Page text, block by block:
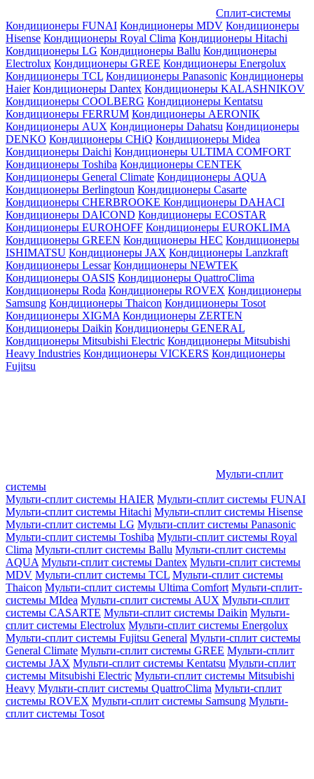
Сплит-системы
Кондиционеры FUNAI Кондиционеры MDV Кондиционеры
Hisense Кондиционеры Royal Clima Кондиционеры Hitachi
Кондиционеры LG Кондиционеры Ballu Кондиционеры
Electrolux Кондиционеры GREE Кондиционеры Energolux
Кондиционеры TCL Кондиционеры Panasonic Кондиционеры
Haier Кондиционеры Dantex Кондиционеры KALASHNIKOV
Кондиционеры СOOLBERG Кондиционеры Kentatsu
Кондиционеры FERRUM Кондиционеры AERONIK
Кондиционеры AUX Кондиционеры Dahatsu Кондиционеры
DENKO Кондиционеры CHiQ Кондиционеры Midea
Кондиционеры Daichi Кондиционеры ULTIMA COMFORT
Кондиционеры Toshiba Кондиционеры CENTEK
Кондиционеры General Climate Кондиционеры AQUA
Кондиционеры Berlingtoun Кондиционеры Casarte
Кондиционеры CHERBROOKE Кондиционеры DAHACI
Кондиционеры DAICOND Кондиционеры ECOSTAR
Кондиционеры EUROHOFF Кондиционеры EUROKLIMA
Кондиционеры GREEN Кондиционеры HEC Кондиционеры
ISHIMATSU Кондиционеры JAX Кондиционеры Lanzkraft
Кондиционеры Lessar Кондиционеры NEWTEK
Кондиционеры OASIS Кондиционеры QuattroClima
Кондиционеры Roda Кондиционеры ROVEX Кондиционеры
Samsung Кондиционеры Thaicon Кондиционеры Tosot
Кондиционеры XIGMA Кондиционеры ZERTEN
Кондиционеры Daikin Кондиционеры GENERAL
Кондиционеры Mitsubishi Electric Кондиционеры Mitsubishi
Heavy Industries Кондиционеры VICKERS Кондиционеры
Fujitsu
Мульти-сплит
системы
Мульти-сплит системы HAIER Мульти-сплит системы FUNAI
Мульти-сплит системы Hitachi Мульти-сплит системы Hisense
Мульти-сплит системы LG Мульти-сплит системы Panasonic
Мульти-сплит системы Toshiba Мульти-сплит системы Royal
Clima Мульти-сплит системы Ballu Мульти-сплит системы
AQUA Мульти-сплит системы Dantex Мульти-сплит системы
MDV Мульти-сплит системы TCL Мульти-сплит системы
Thaicon Мульти-сплит системы Ultima Comfort Мульти-сплит-
системы MIdea Мульти-сплит системы AUX Мульти-сплит
системы CASARTE Мульти-сплит системы Daikin Мульти-
сплит системы Electrolux Мульти-сплит системы Energolux
Мульти-сплит системы Fujitsu General Мульти-сплит системы
General Climate Мульти-сплит системы GREE Мульти-сплит
системы JAX Мульти-сплит системы Kentatsu Мульти-сплит
системы Mitsubishi Electric Мульти-сплит системы Mitsubishi
Heavy Мульти-сплит системы QuattroClima Мульти-сплит
системы ROVEX Мульти-сплит системы Samsung Мульти-
сплит системы Tosot